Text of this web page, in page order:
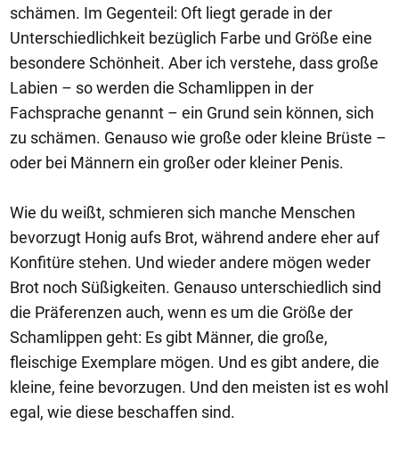
schämen. Im Gegenteil: Oft liegt gerade in der
Unterschiedlichkeit bezüglich Farbe und Größe eine
besondere Schönheit. Aber ich verstehe, dass große
Labien – so werden die Schamlippen in der
Fachsprache genannt – ein Grund sein können, sich
zu schämen. Genauso wie große oder kleine Brüste –
oder bei Männern ein großer oder kleiner Penis.
Wie du weißt, schmieren sich manche Menschen
bevorzugt Honig aufs Brot, während andere eher auf
Konfitüre stehen. Und wieder andere mögen weder
Brot noch Süßigkeiten. Genauso unterschiedlich sind
die Präferenzen auch, wenn es um die Größe der
Schamlippen geht: Es gibt Männer, die große,
fleischige Exemplare mögen. Und es gibt andere, die
kleine, feine bevorzugen. Und den meisten ist es wohl
egal, wie diese beschaffen sind.